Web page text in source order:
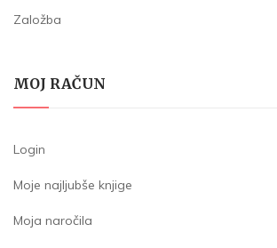
Založba
MOJ RAČUN
Login
Moje najljubše knjige
Moja naročila